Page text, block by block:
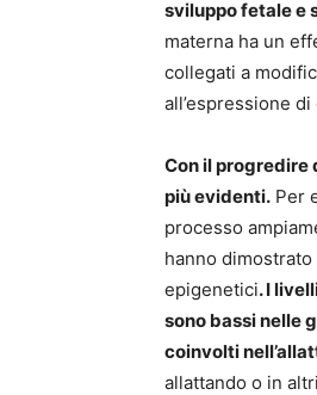
sviluppo fetale e
materna ha un
collegati a
all’espressione
Con il progredire
più evidenti. Per
processo
hanno
epigenetici. I
sono bassi nelle
coinvolti
allattando o in